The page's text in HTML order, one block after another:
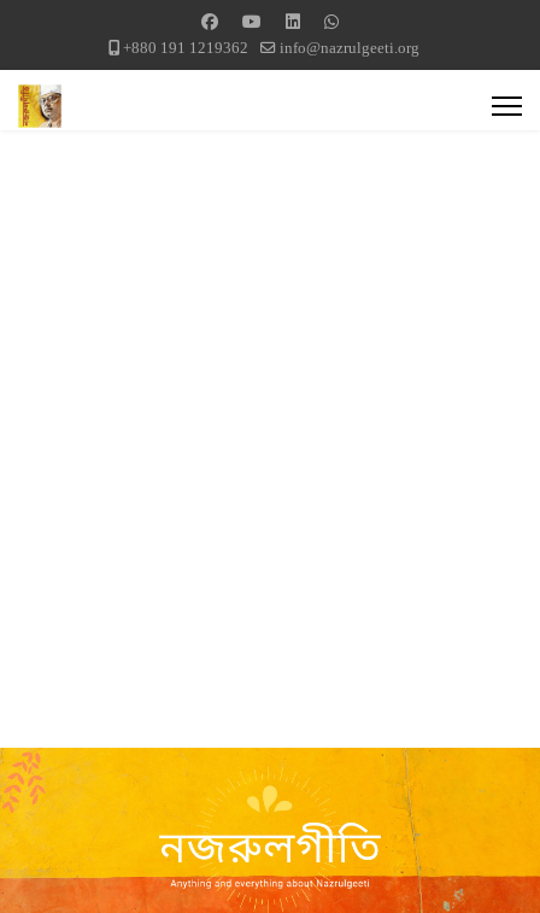
+880 191 1219362 info@nazrulgeeti.org